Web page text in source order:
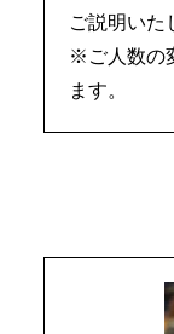
ご説明いた
※ご人数の
ます。